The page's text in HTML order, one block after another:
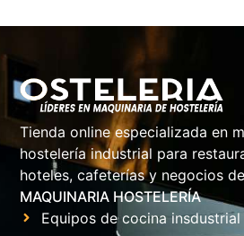
Tienda online especializada en
hostelería industrial para
hoteles, cafeterías y negocios
MAQUINARIA HOSTELERÍA
Equipos de cocina insdustrial